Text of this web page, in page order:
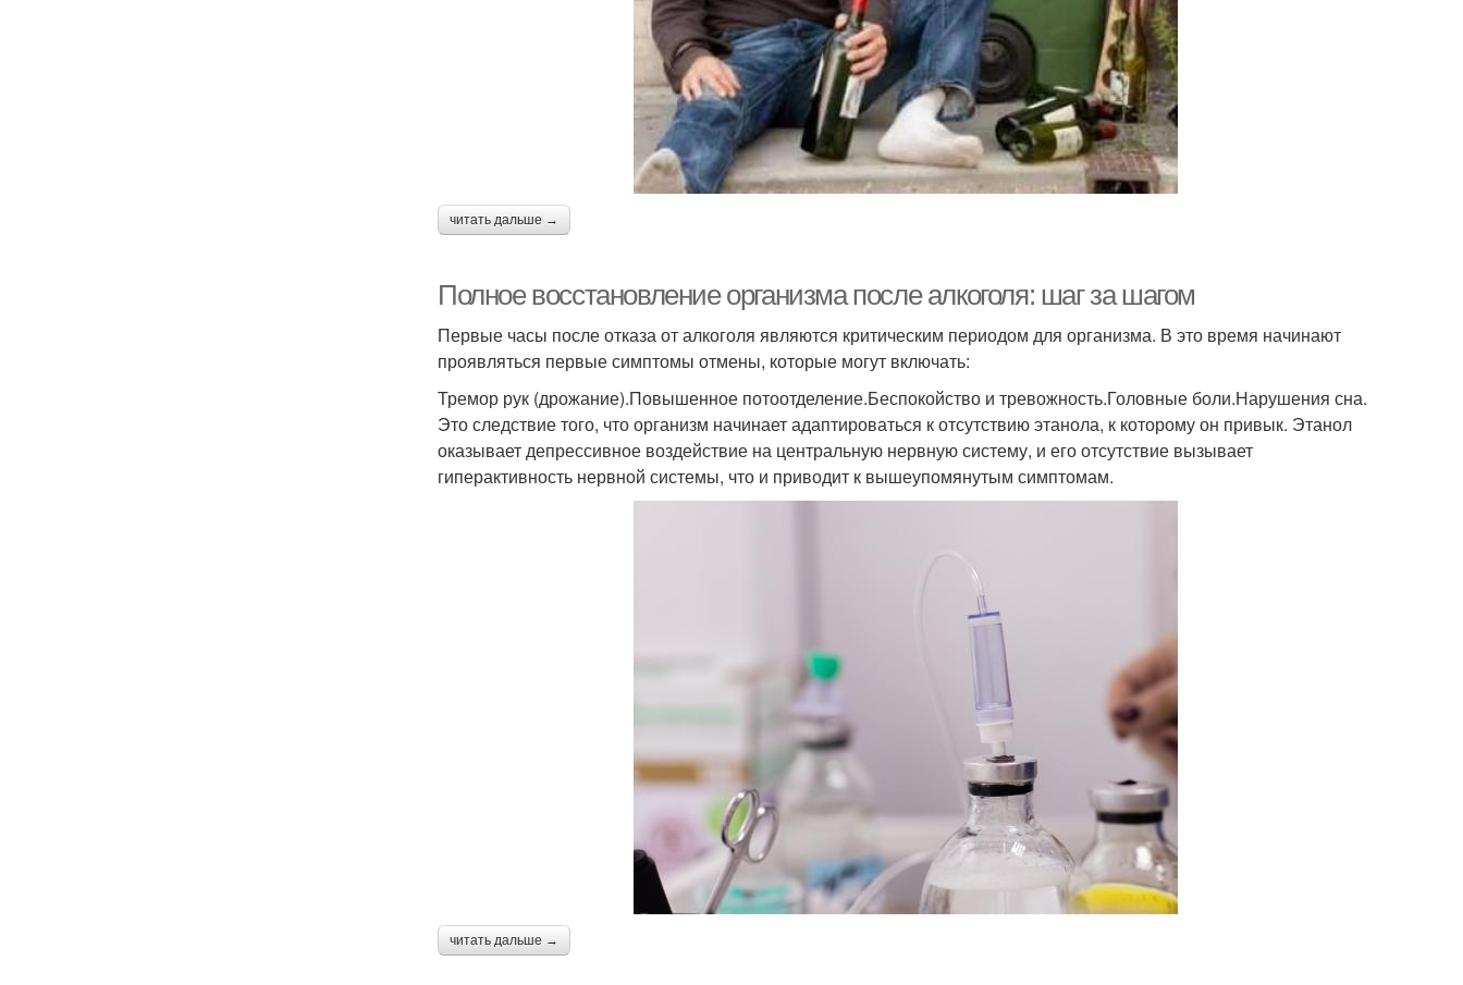
читать дальше →
Полное восстановление организма после алкоголя: шаг за шагом
Первые часы после отказа от алкоголя являются критическим периодом для организма. В это время начинают
проявляться первые симптомы отмены, которые могут включать:
Тремор рук (дрожание).Повышенное потоотделение.Беспокойство и тревожность.Головные боли.Нарушения сна.
Это следствие того, что организм начинает адаптироваться к отсутствию этанола, к которому он привык. Этанол
оказывает депрессивное воздействие на центральную нервную систему, и его отсутствие вызывает
гиперактивность нервной системы, что и приводит к вышеупомянутым симптомам.
читать дальше →